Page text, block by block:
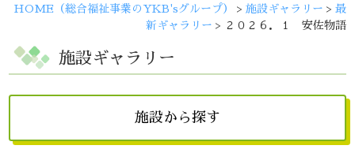
HOME（総合福祉事業のYKB'sグループ） > 施設ギャラリー > 最
新ギャラリー > ２０２６．１ 安佐物語
施設ギャラリー
施設から探す